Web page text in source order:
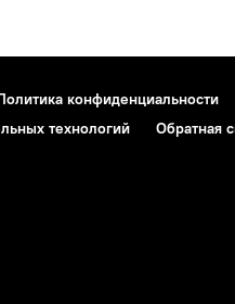
конфиденциальности
технологий Обратная